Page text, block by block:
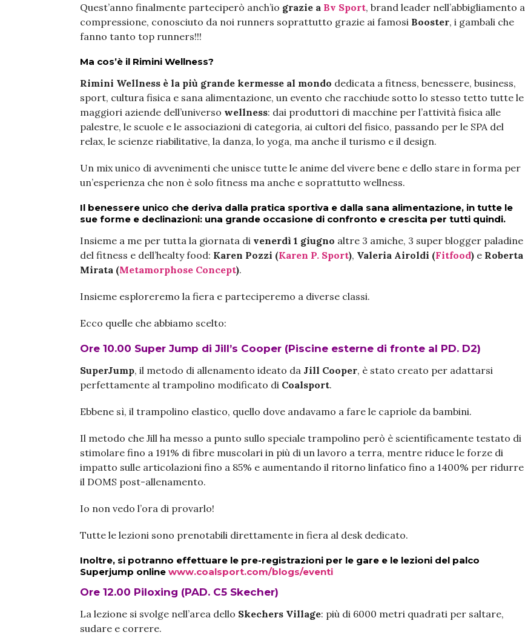
Quest’anno finalmente parteciperò anch’io grazie a Bv Sport, brand leader nell’abbigliamento a
compressione, conosciuto da noi runners soprattutto grazie ai famosi Booster, i gambali che
fanno tanto top runners!!!
Ma cos’è il Rimini Wellness?
Rimini Wellness è la più grande kermesse al mondo dedicata a fitness, benessere, business,
sport, cultura fisica e sana alimentazione, un evento che racchiude sotto lo stesso tetto tutte le
maggiori aziende dell’universo wellness: dai produttori di macchine per l’attività fisica alle
palestre, le scuole e le associazioni di categoria, ai cultori del fisico, passando per le SPA del
relax, le scienze riabilitative, la danza, lo yoga, ma anche il turismo e il design.
Un mix unico di avvenimenti che unisce tutte le anime del vivere bene e dello stare in forma per
un’esperienza che non è solo fitness ma anche e soprattutto wellness.
Il benessere unico che deriva dalla pratica sportiva e dalla sana alimentazione, in tutte le
sue forme e declinazioni: una grande occasione di confronto e crescita per tutti quindi.
Insieme a me per tutta la giornata di venerdì 1 giugno altre 3 amiche, 3 super blogger paladine
del fitness e dell’healty food: Karen Pozzi (Karen P. Sport), Valeria Airoldi (Fitfood) e Roberta
Mirata (Metamorphose Concept).
Insieme esploreremo la fiera e parteciperemo a diverse classi.
Ecco quelle che abbiamo scelto:
Ore 10.00 Super Jump di Jill’s Cooper (Piscine esterne di fronte al PD. D2)
SuperJump, il metodo di allenamento ideato da Jill Cooper, è stato creato per adattarsi
perfettamente al trampolino modificato di Coalsport.
Ebbene sì, il trampolino elastico, quello dove andavamo a fare le capriole da bambini.
Il metodo che Jill ha messo a punto sullo speciale trampolino però è scientificamente testato di
stimolare fino a 191% di fibre muscolari in più di un lavoro a terra, mentre riduce le forze di
impatto sulle articolazioni fino a 85% e aumentando il ritorno linfatico fino a 1400% per ridurre
il DOMS post-allenamento.
Io non vedo l’ora di provarlo!
Tutte le lezioni sono prenotabili direttamente in fiera al desk dedicato.
Inoltre, si potranno effettuare le pre-registrazioni per le gare e le lezioni del palco
Superjump online www.coalsport.com/blogs/eventi
Ore 12.00 Piloxing (PAD. C5 Skecher)
La lezione si svolge nell’area dello Skechers Village: più di 6000 metri quadrati per saltare,
sudare e correre.